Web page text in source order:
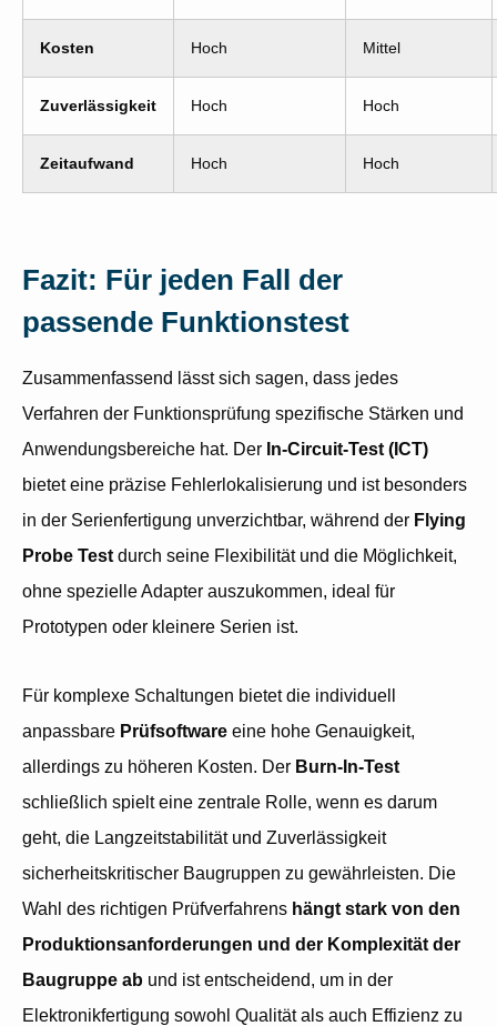
Kosten Hoch Mittel
Zuverlässigkeit Hoch Hoch
Zeitaufwand Hoch Hoch
Fazit: Für jeden Fall der
passende Funktionstest
Zusammenfassend lässt sich sagen, dass jedes
Verfahren der Funktionsprüfung spezifische Stärken und
Anwendungsbereiche hat. Der In-Circuit-Test (ICT)
bietet eine präzise Fehlerlokalisierung und ist besonders
in der Serienfertigung unverzichtbar, während der Flying
Probe Test durch seine Flexibilität und die Möglichkeit,
ohne spezielle Adapter auszukommen, ideal für
Prototypen oder kleinere Serien ist.
Für komplexe Schaltungen bietet die individuell
anpassbare Prüfsoftware eine hohe Genauigkeit,
allerdings zu höheren Kosten. Der Burn-In-Test
schließlich spielt eine zentrale Rolle, wenn es darum
geht, die Langzeitstabilität und Zuverlässigkeit
sicherheitskritischer Baugruppen zu gewährleisten. Die
Wahl des richtigen Prüfverfahrens hängt stark von den
Produktionsanforderungen und der Komplexität der
Baugruppe ab und ist entscheidend, um in der
Elektronikfertigung sowohl Qualität als auch Effizienz zu